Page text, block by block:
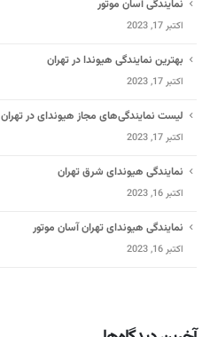
نمایندگی آسان موتور
اکتبر 17, 2023
بهترین نمایندگی هیوندا در تهران
اکتبر 17, 2023
لیست نمایندگی‌های مجاز هیوندای در تهران
اکتبر 17, 2023
نمایندگی هیوندای شرق تهران
اکتبر 16, 2023
نمایندگی هیوندای تهران آسان موتور
اکتبر 16, 2023